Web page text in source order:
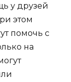
у друзей
этом
помочь с
на